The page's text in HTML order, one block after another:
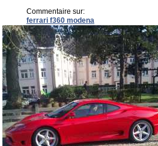
Commentaire sur:
ferrari f360 modena